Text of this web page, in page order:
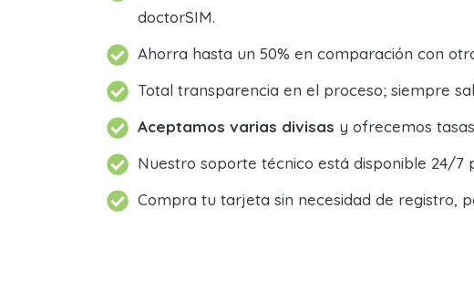
doctorSIM.
Ahorra hasta un 50% en comparación con
Total transparencia en el proceso; siempre
Aceptamos varias divisas y ofrecemos
Nuestro soporte técnico está disponible 24/
Compra tu tarjeta sin necesidad de registro,